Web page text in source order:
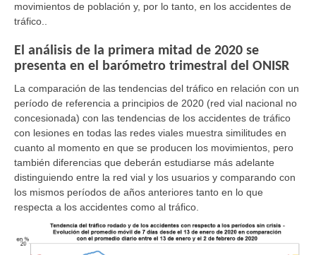
movimientos de población y, por lo tanto, en los accidentes de
tráfico..
El análisis de la primera mitad de 2020 se
presenta en el barómetro trimestral del ONISR
La comparación de las tendencias del tráfico en relación con un
período de referencia a principios de 2020 (red vial nacional no
concesionada) con las tendencias de los accidentes de tráfico
con lesiones en todas las redes viales muestra similitudes en
cuanto al momento en que se producen los movimientos, pero
también diferencias que deberán estudiarse más adelante
distinguiendo entre la red vial y los usuarios y comparando con
los mismos períodos de años anteriores tanto en lo que
respecta a los accidentes como al tráfico.